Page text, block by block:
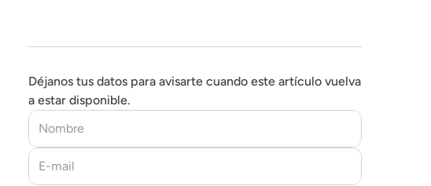
Déjanos tus datos para avisarte cuando este artículo vuelva
a estar disponible.